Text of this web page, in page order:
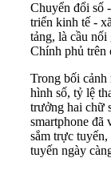
Chuyển đổi số
triển kinh tế -
tảng, là cầu
Chính phủ trên
Trong bối cảnh
hình số, tỷ lệ
trưởng hai chữ
smartphone đã
sắm trực
tuyến ngày